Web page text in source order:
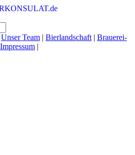
Unser Team | Bierlandschaft | Brauerei-
Impressum |